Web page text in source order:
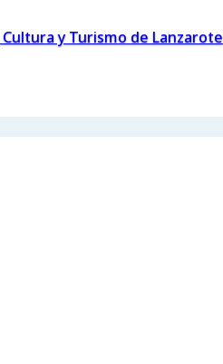
y Turismo de Lanzarote